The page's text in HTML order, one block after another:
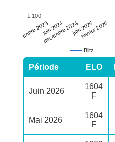
Blitz
décembre 2023juin 2024
décembre 2024juin 2025
février 2026
1,100
Période ELO
Juin 2026
1604
F
Mai 2026
1604
F